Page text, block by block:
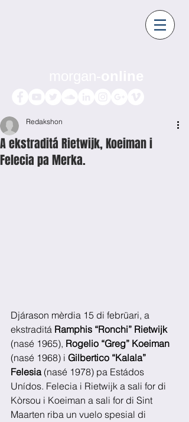
A ekstraditá Rietwijk, Koeiman i
Felecia pa Merka.
Redakshon
Djárason mèrdia 15 di febrüari, a
ekstraditá Ramphis “Ronchi” Rietwijk
(nasé 1965), Rogelio “Greg” Koeiman
(nasé 1968) i Gilbertico “Kalala”
Felesia (nasé 1978) pa Estádos
Unídos. Felecia i Rietwijk a sali for di
Kòrsou i Koeiman a sali for di Sint
Maarten riba un vuelo spesial di